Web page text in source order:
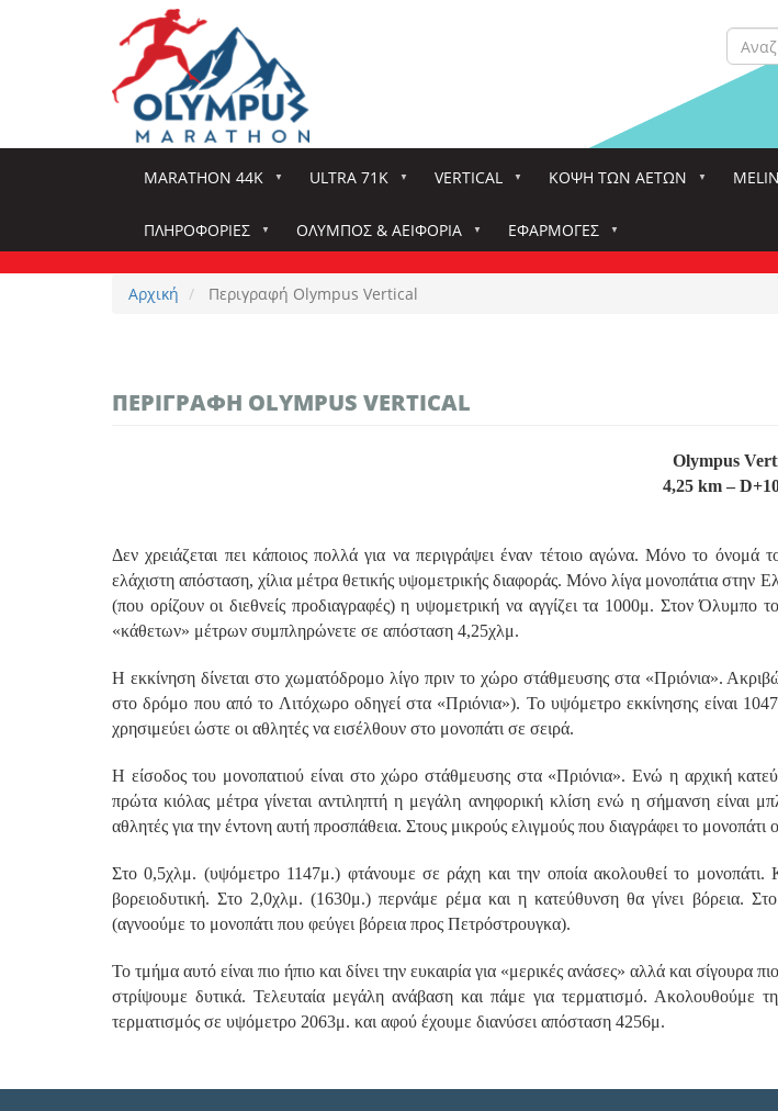
Αναζήτηση
MARATHON 44K ULTRA 71K VERTICAL ΚΌΨΗ ΤΩΝ ΑΕΤΏΝ
ΠΛΗΡΟΦΟΡΊΕΣ ΌΛΥΜΠΟΣ & ΑΕΙΦΟΡΊΑ
ΕΦΑΡΜΟΓΈΣ
Αρχική
Περιγραφή Olympus Vertical
ΠΕΡΙΓΡΑΦΉ OLYMPUS VERTICAL
Olympus
4,25 km –
Δεν χρειάζεται πει κάποιος πολλά για να περιγράψει έναν τέτοιο αγώνα. Μόνο το όνομά
ελάχιστη απόσταση, χίλια μέτρα θετικής υψομετρικής διαφοράς. Μόνο λίγα μονοπάτια
(που ορίζουν οι διεθνείς προδιαγραφές) η υψομετρική να αγγίζει τα 1000μ. Στον
«κάθετων» μέτρων συμπληρώνετε σε απόσταση 4,25χλμ.
Η εκκίνηση δίνεται στο χωματόδρομο λίγο πριν το χώρο στάθμευσης στα «Πριόνια».
στο δρόμο που από το Λιτόχωρο οδηγεί στα «Πριόνια»). Το υψόμετρο εκκίνησης είναι
χρησιμεύει ώστε οι αθλητές να εισέλθουν στο μονοπάτι σε σειρά.
Η είσοδος του μονοπατιού είναι στο χώρο στάθμευσης στα «Πριόνια». Ενώ η αρχική
πρώτα κιόλας μέτρα γίνεται αντιληπτή η μεγάλη ανηφορική κλίση ενώ η σήμανση είναι
αθλητές για την έντονη αυτή προσπάθεια. Στους μικρούς ελιγμούς που διαγράφει το μονοπάτι
Στο 0,5χλμ. (υψόμετρο 1147μ.) φτάνουμε σε ράχη και την οποία ακολουθεί το
βορειοδυτική. Στο 2,0χλμ. (1630μ.) περνάμε ρέμα και η κατεύθυνση θα γίνει βόρεια.
(αγνοούμε το μονοπάτι που φεύγει βόρεια προς Πετρόστρουγκα).
Το τμήμα αυτό είναι πιο ήπιο και δίνει την ευκαιρία για «μερικές ανάσες» αλλά και
στρίψουμε δυτικά. Τελευταία μεγάλη ανάβαση και πάμε για τερματισμό.
τερματισμός σε υψόμετρο 2063μ. και αφού έχουμε διανύσει απόσταση 4256μ.